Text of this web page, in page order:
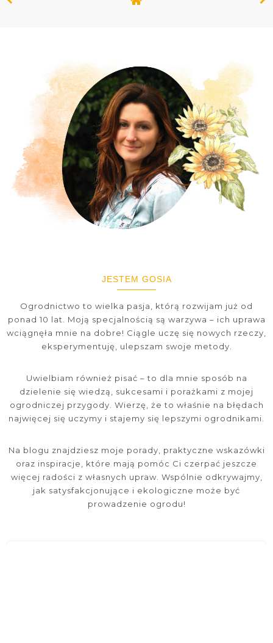
JESTEM GOSIA
Ogrodnictwo to wielka pasja, którą rozwijam już od
ponad 10 lat. Moją specjalnością są warzywa – ich uprawa
wciągnęła mnie na dobre! Ciągle uczę się nowych rzeczy,
eksperymentuję, ulepszam swoje metody.
Uwielbiam również pisać – to dla mnie sposób na
dzielenie się wiedzą, sukcesami i porażkami z mojej
ogrodniczej przygody. Wierzę, że to właśnie na błędach
najwięcej się uczymy i stajemy się lepszymi ogrodnikami.
Na blogu znajdziesz moje porady, praktyczne wskazówki
oraz inspiracje, które mają pomóc Ci czerpać jeszcze
więcej radości z własnych upraw. Wspólnie odkrywajmy,
jak satysfakcjonujące i ekologiczne może być
prowadzenie ogrodu!